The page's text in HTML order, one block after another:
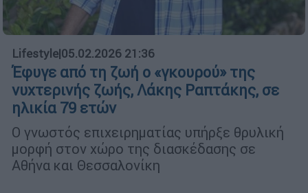
Lifestyle|05.02.2026 21:36
Έφυγε από τη ζωή ο «γκουρού» της
νυχτερινής ζωής, Λάκης Ραπτάκης, σε
ηλικία 79 ετών
Ο γνωστός επιχειρηματίας υπήρξε θρυλική
μορφή στον χώρο της διασκέδασης σε
Αθήνα και Θεσσαλονίκη